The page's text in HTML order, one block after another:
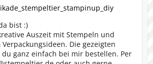
bist :)
Auszeit mit Stempeln und
Die gezeigten
du ganz einfach bei mir bestellen. Per